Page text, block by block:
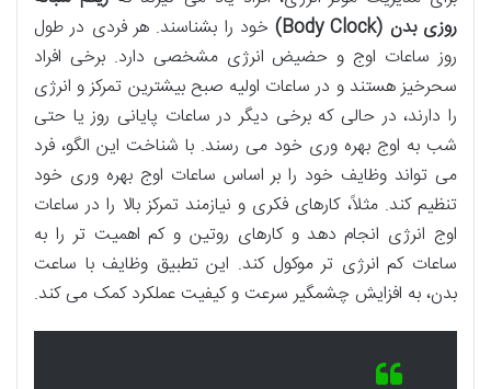
روزی بدن (Body Clock)
خود را بشناسند. هر فردی در طول
روز ساعات اوج و حضیض انرژی مشخصی دارد. برخی افراد
سحرخیز هستند و در ساعات اولیه صبح بیشترین تمرکز و انرژی
را دارند، در حالی که برخی دیگر در ساعات پایانی روز یا حتی
شب به اوج بهره وری خود می رسند. با شناخت این الگو، فرد
می تواند وظایف خود را بر اساس ساعات اوج بهره وری خود
تنظیم کند. مثلاً، کارهای فکری و نیازمند تمرکز بالا را در ساعات
اوج انرژی انجام دهد و کارهای روتین و کم اهمیت تر را به
ساعات کم انرژی تر موکول کند. این تطبیق وظایف با ساعت
بدن، به افزایش چشمگیر سرعت و کیفیت عملکرد کمک می کند.